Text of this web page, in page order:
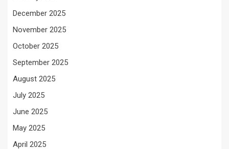
December 2025
November 2025
October 2025
September 2025
August 2025
July 2025
June 2025
May 2025
April 2025